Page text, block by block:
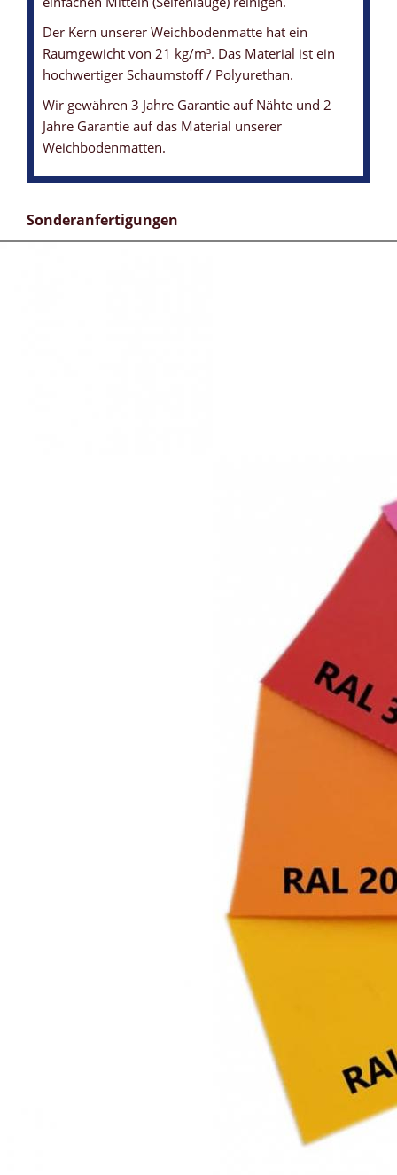
Der Kern unserer Weichbodenmatte hat ein
Raumgewicht von 21 kg/m³. Das Material ist ein
hochwertiger Schaumstoff / Polyurethan.
Wir gewähren 3 Jahre Garantie auf Nähte und 2
Jahre Garantie auf das Material unserer
Weichbodenmatten.
Sonderanfertigungen